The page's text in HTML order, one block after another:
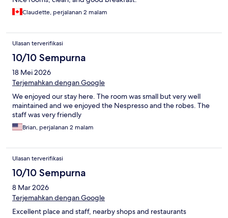
Claudette, perjalanan 2 malam
Ulasan terverifikasi
10/10 Sempurna
18 Mei 2026
Terjemahkan dengan Google
We enjoyed our stay here. The room was small but very well
maintained and we enjoyed the Nespresso and the robes. The
staff was very friendly
Brian, perjalanan 2 malam
Ulasan terverifikasi
10/10 Sempurna
8 Mar 2026
Terjemahkan dengan Google
Excellent place and staff, nearby shops and restaurants